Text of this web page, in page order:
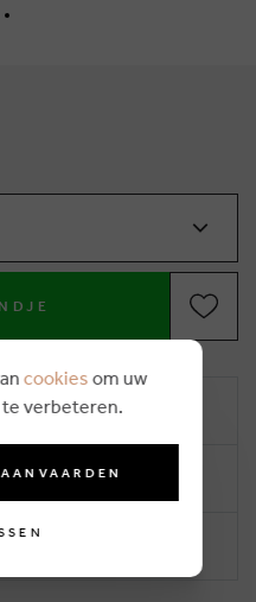
4 werkdagen)
cookies om uw
verbeteren.